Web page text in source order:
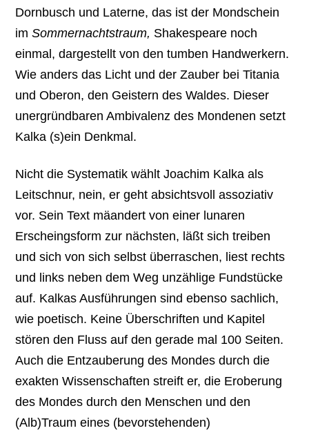
Dornbusch und Laterne, das ist der Mondschein
imSommernachtstraum, Shakespeare noch
einmal, dargestellt von den tumben Handwerkern.
Wie anders das Licht und der Zauber bei Titania
und Oberon, den Geistern des Waldes. Dieser
unergründbaren Ambivalenz des Mondenen setzt
Kalka (s)ein Denkmal.
Nicht die Systematik wählt Joachim Kalka als
Leitschnur, nein, er geht absichtsvoll assoziativ
vor. Sein Text mäandert von einer lunaren
Erscheingsform zur nächsten, läßt sich treiben
und sich von sich selbst überraschen, liest rechts
und links neben dem Weg unzählige Fundstücke
auf. Kalkas Ausführungen sind ebenso sachlich,
wie poetisch. Keine Überschriften und Kapitel
stören den Fluss auf den gerade mal 100 Seiten.
Auch die Entzauberung des Mondes durch die
exakten Wissenschaften streift er, die Eroberung
des Mondes durch den Menschen und den
(Alb)Traum eines (bevorstehenden)